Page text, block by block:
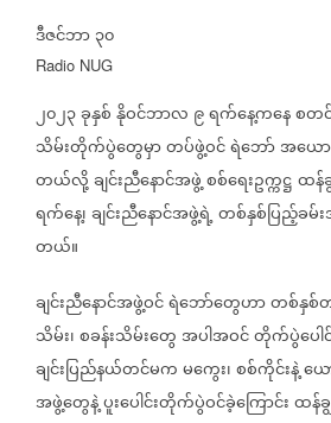
ဒီဇင်ဘာ၃၀
Radio NUG
၂၀၂၃ခုနှစ်နိုဝင်ဘာလ ၉ရက်နေ့ကနေစတ
သိမ်းတိုက်ပွဲတွေမှာတပ်ဖွဲ့ဝင်ရဲဘော်အယေ
တယ်လို့ချင်းညီနောင်အဖွဲ့စစ်ရေးဥက္ကဋ္ဌထန်
ရက်နေ့၊ချင်းညီနောင်အဖွဲ့ရဲ့တစ်နှစ်ပြည့်ခမ်း
တယ်။
ချင်းညီနောင်အဖွဲ့ဝင်ရဲဘော်တွေဟာတစ်နှစ်
သိမ်း၊စခန်းသိမ်းတွေအပါအဝင်တိုက်ပွဲပေါ
ချင်းပြည်နယ်တင်မကမကွေး၊စစ်ကိုင်းနဲ့ယ
အဖွဲ့တွေနဲ့ပူးပေါင်းတိုက်ပွဲဝင်ခဲ့ကြောင်းထန်ခ